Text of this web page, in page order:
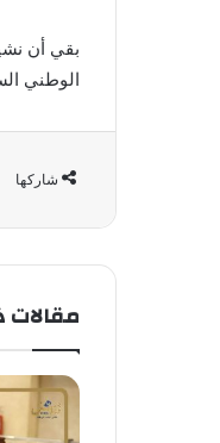
بقي أن
الوطني
شاركها